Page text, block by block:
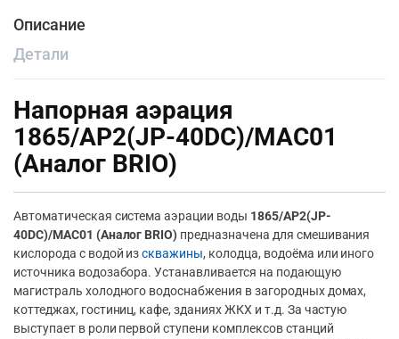
Описание
Детали
Напорная аэрация
1865/AP2(JP-40DC)/MAC01
(Аналог BRIO)
Автоматическая система аэрации воды 1865/AP2(JP-
40DC)/MAC01 (Аналог BRIO) предназначена для смешивания
кислорода с водой изскважины, колодца, водоёма или иного
источника водозабора. Устанавливается на подающую
магистраль холодного водоснабжения в загородных домах,
коттеджах, гостиниц, кафе, зданиях ЖКХ и т.д. За частую
выступает в роли первой ступени комплексов станций